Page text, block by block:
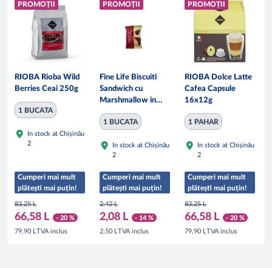
PROMOȚII
RIOBA Rioba Wild
Berries Ceai 250g
1 BUCATA
In stock at Chișinău
2
Cumperi mai mult
plătești mai puțin!
83,25 L
66,58 L - 20 %
79,90 L TVA inclus
PROMOȚII
Fine Life Biscuiti
Sandwich cu
Marshmallow in
glazura de Cacao
20g
1 BUCATA
In stock at Chișinău
2
Cumperi mai mult
plătești mai puțin!
2,42 L
2,08 L - 14 %
2,50 L TVA inclus
PROMOȚII
RIOBA Dolce Latte
Cafea Capsule
16x12g
1 PAHAR
In stock at Chișinău
2
Cumperi mai mult
plătești mai puțin!
83,25 L
66,58 L - 20 %
79,90 L TVA inclus